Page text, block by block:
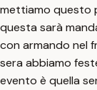
mettiamo questo
questa sarà
con armando nel
sera abbiamo
evento è quella